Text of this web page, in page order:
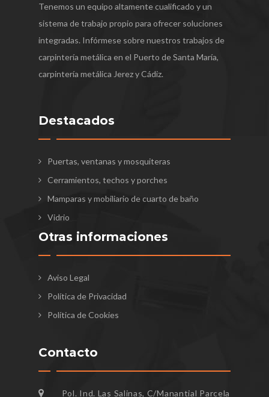
Tenemos un equipo altamente cualificado y un
sistema de trabajo propio para ofrecer soluciones
integradas. Infórmese sobre nuestros trabajos de
carpintería metálica en el Puerto de Santa María,
carpintería metálica Jerez y Cádiz.
Destacados
Puertas, ventanas y mosquiteras
Cerramientos, techos y porches
Mamparas y mobiliario de cuarto de baño
Vidrio
Otras informaciones
Aviso Legal
Política de Privacidad
Política de Cookies
Contacto
Pol. Ind. Las Salinas, C/Manantial Parcela